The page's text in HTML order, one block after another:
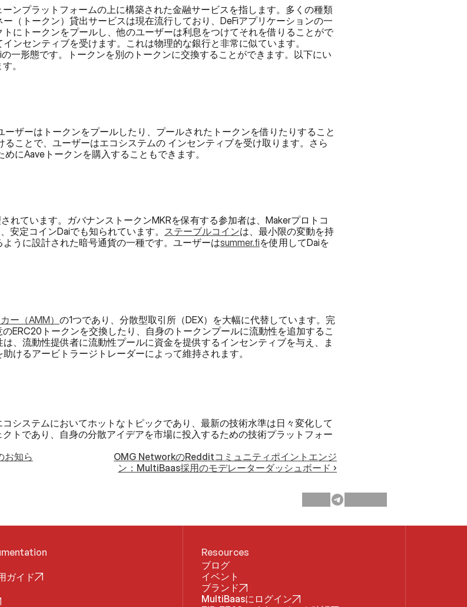
ンプラットフォームの上に構築された金融サービスを指します。多くの種類
（トークン）貸出サービスは現在流行しており、DeFiアプリケーションの一
にトークンをプールし、他のユーザーは利息をつけてそれを借りることがで
一形態です。トークンを別のトークンに交換することができます。以下にい
。
ザーはトークンをプールしたり、プールされたトークンを借りたりすること
ことで、ユーザーはエコシステムの インセンティブを受け取ります。さら
にAaveトークンを購入することもできます。
れています。ガバナンストークンMKRを保有する参加者は、Makerプロトコ
安定コインDaiでも知られています。 ステーブルコインは、最小限の変動を持
うに設計された暗号通貨の一種です。ユーザーはsummer.fiを使用してDaiを
ー（AMM） の1つであり、分散型取引所（DEX）を大幅に代替しています。完
ERC20トークンを交換したり、自身のトークンプールに流動性を追加するこ
、流動性提供者に流動性プールに資金を提供するインセンティブを与え、ま
けるアービトラージトレーダーによって維持されます。
システムにおいてホットなトピックであり、最新の技術水準は日々変化して
トであり、自身の分散アイデアを市場に投入するための技術プラットフォー
お知ら
OMG NetworkのRedditコミュニティポイントエンジ
ン：MultiBaas採用のモデレーターダッシュボード ›
ガイド
Resources
ブログ
イベント
ブランド
MultiBaasにログイン